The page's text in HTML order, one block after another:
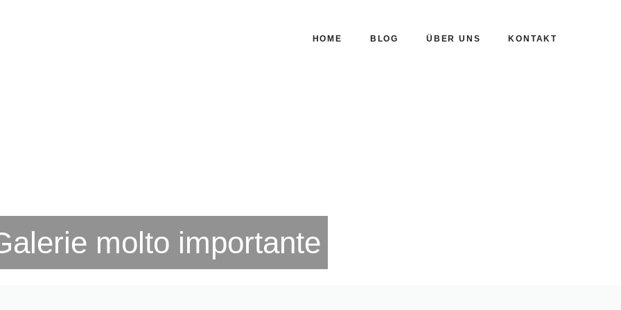
HOME BLOG ÜBER UNS KONTAKT
molto importante